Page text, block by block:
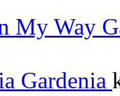
My Way
Gardenia